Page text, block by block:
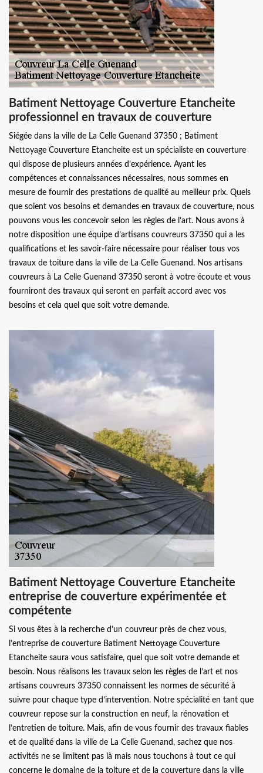
Batiment Nettoyage Couverture Etancheite
professionnel en travaux de couverture
Siégée dans la ville de La Celle Guenand 37350 ; Batiment
Nettoyage Couverture Etancheite est un spécialiste en couverture
qui dispose de plusieurs années d’expérience. Ayant les
compétences et connaissances nécessaires, nous sommes en
mesure de fournir des prestations de qualité au meilleur prix. Quels
que soient vos besoins et demandes en travaux de couverture, nous
pouvons vous les concevoir selon les règles de l’art. Nous avons à
notre disposition une équipe d’artisans couvreurs 37350 qui a les
qualifications et les savoir-faire nécessaire pour réaliser tous vos
travaux de toiture dans la ville de La Celle Guenand. Nos artisans
couvreurs à La Celle Guenand 37350 seront à votre écoute et vous
fourniront des travaux qui seront en parfait accord avec vos
besoins et cela quel que soit votre demande.
Batiment Nettoyage Couverture Etancheite
entreprise de couverture expérimentée et
compétente
Si vous êtes à la recherche d’un couvreur près de chez vous,
l’entreprise de couverture Batiment Nettoyage Couverture
Etancheite saura vous satisfaire, quel que soit votre demande et
besoin. Nous réalisons les travaux selon les règles de l’art et nos
artisans couvreurs 37350 connaissent les normes de sécurité à
suivre pour chaque type d’intervention. Notre spécialité en tant que
couvreur repose sur la construction en neuf, la rénovation et
l’entretien de toiture. Mais, afin de vous fournir des travaux fiables
et de qualité dans la ville de La Celle Guenand, sachez que nos
activités ne se limitent pas là mais nous touchons à tout ce qui
concerne le domaine de la toiture et de la couverture dans la ville